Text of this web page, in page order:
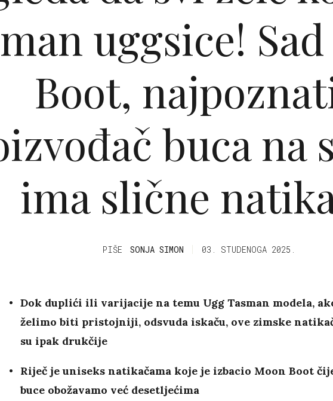
uggsice!
Boot,
buca na
ima slične
PIŠE SONJA SIMON 03. STUDENOGA 2025.
Dok duplići ili varijacije na temu Ugg Tasman modela,
želimo biti pristojniji, odsvuda iskaču, ove zimske
su ipak drukčije
Riječ je uniseks natikačama koje je izbacio Moon Boot
buce obožavamo već desetljećima